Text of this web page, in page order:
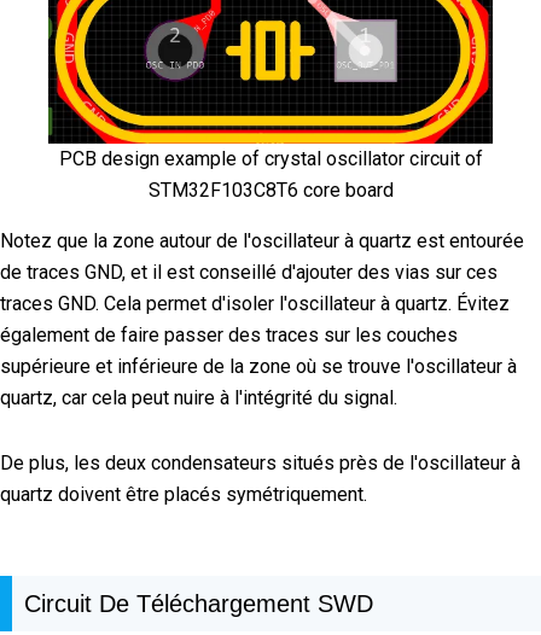
PCB design example of crystal oscillator circuit of
STM32F103C8T6 core board
Notez que la zone autour de l'oscillateur à quartz est entourée
de traces GND, et il est conseillé d'ajouter des vias sur ces
traces GND. Cela permet d'isoler l'oscillateur à quartz. Évitez
également de faire passer des traces sur les couches
supérieure et inférieure de la zone où se trouve l'oscillateur à
quartz, car cela peut nuire à l'intégrité du signal.
De plus, les deux condensateurs situés près de l'oscillateur à
quartz doivent être placés symétriquement.
Circuit De Téléchargement SWD